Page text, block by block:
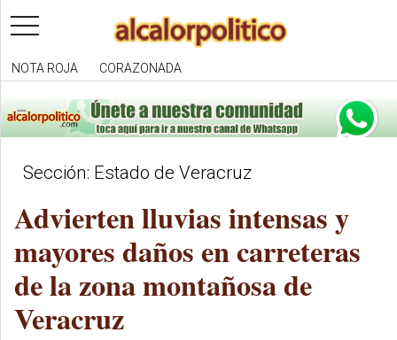
toggle
navigation
NOTA ROJA CORAZONADA
Sección: Estado de Veracruz
Advierten lluvias intensas y
mayores daños en carreteras
de la zona montañosa de
Veracruz